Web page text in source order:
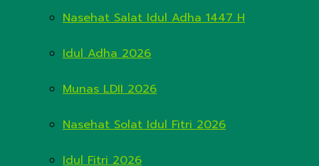
Nasehat Salat Idul Adha 1447 H
Idul Adha 2026
Munas LDII 2026
Nasehat Solat Idul Fitri 2026
Idul Fitri 2026